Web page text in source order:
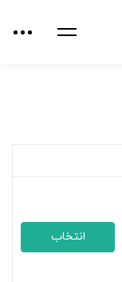
انتخاب